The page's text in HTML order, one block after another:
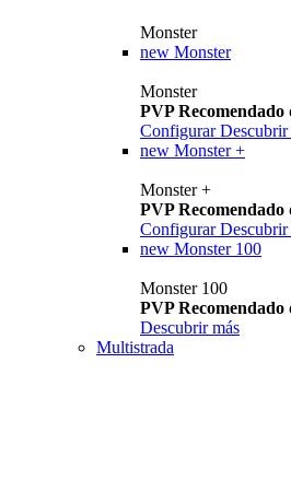
Monster
new Monster
Monster
PVP Recomendado
Configurar Descubrir
new Monster +
Monster +
PVP Recomendado
Configurar Descubrir
new Monster 100
Monster 100
PVP Recomendado
Descubrir más
Multistrada